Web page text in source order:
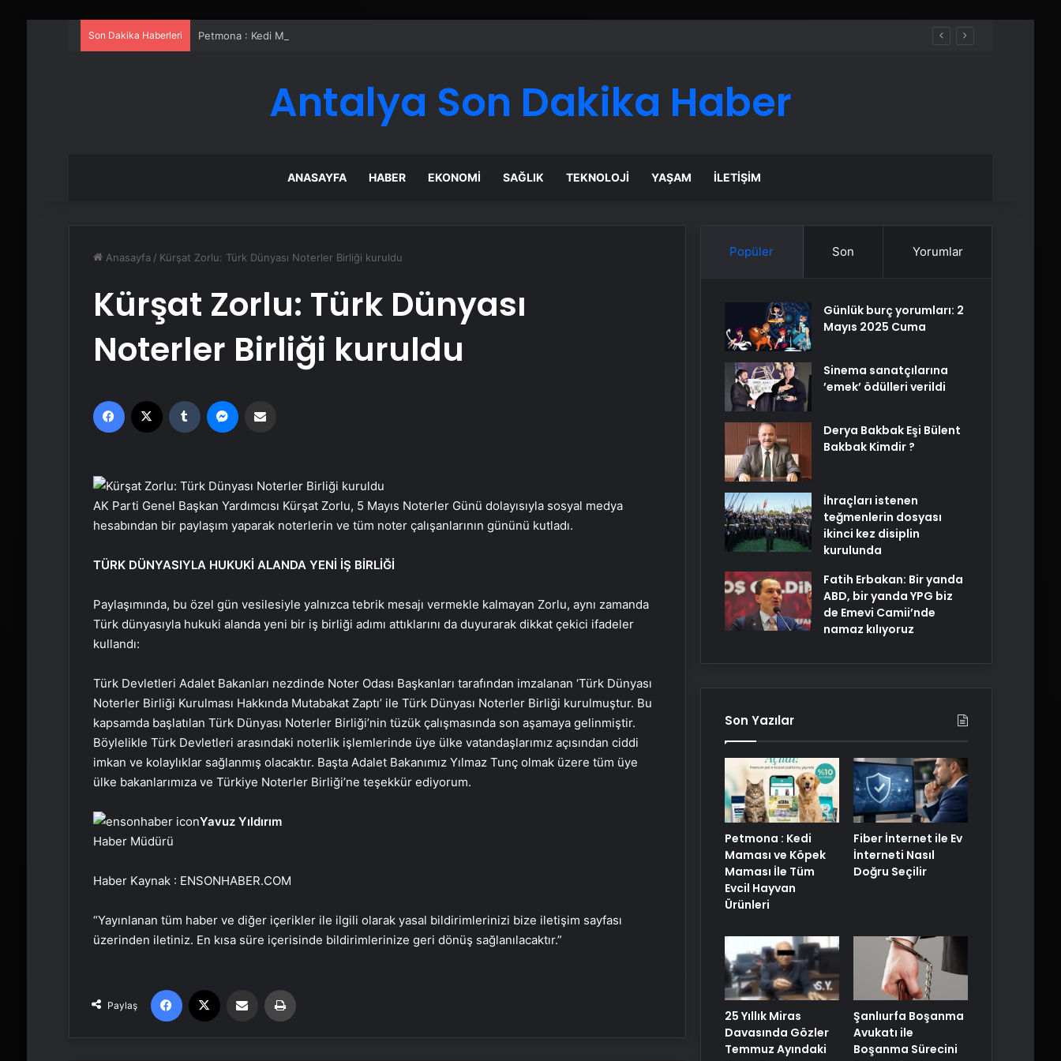
Son Dakika Haberleri Petmona : Kedi Maması ve Köpek Maması İle Tüm Evcil Hayvan Ürünleri
Antalya Son Dakika Haber
ANASAYFA HABER EKONOMI SAĞLIK TEKNOLOJI YAŞAM İLETIŞIM
Anasayfa / Kürşat Zorlu: Türk Dünyası Noterler Birliği kuruldu
Kürşat Zorlu: Türk Dünyası
Noterler Birliği kuruldu
Facebook Tumblr
AK Parti Genel Başkan Yardımcısı Kürşat Zorlu, 5 Mayıs Noterler Günü dolayısıyla sosyal medya
hesabından bir paylaşım yaparak noterlerin ve tüm noter çalışanlarının gününü kutladı.
TÜRK DÜNYASIYLA HUKUKİ ALANDA YENİ İŞ BİRLİĞİ
Paylaşımında, bu özel gün vesilesiyle yalnızca tebrik mesajı vermekle kalmayan Zorlu, aynı zamanda
Türk dünyasıyla hukuki alanda yeni bir iş birliği adımı attıklarını da duyurarak dikkat çekici ifadeler
kullandı:
Türk Devletleri Adalet Bakanları nezdinde Noter Odası Başkanları tarafından imzalanan ‘Türk Dünyası
Noterler Birliği Kurulması Hakkında Mutabakat Zaptı’ ile Türk Dünyası Noterler Birliği kurulmuştur. Bu
kapsamda başlatılan Türk Dünyası Noterler Birliği’nin tüzük çalışmasında son aşamaya gelinmiştir.
Böylelikle Türk Devletleri arasındaki noterlik işlemlerinde üye ülke vatandaşlarımız açısından ciddi
imkan ve kolaylıklar sağlanmış olacaktır. Başta Adalet Bakanımız Yılmaz Tunç olmak üzere tüm üye
ülke bakanlarımıza ve Türkiye Noterler Birliği’ne teşekkür ediyorum.
Yavuz Yıldırım
Haber Müdürü
Haber Kaynak : ENSONHABER.COM
“Yayınlanan tüm haber ve diğer içerikler ile ilgili olarak yasal bildirimlerinizi bize iletişim sayfası
üzerinden iletiniz. En kısa süre içerisinde bildirimlerinize geri dönüş sağlanılacaktır.”
Paylaş
Facebook Email'den paylaş
İklimlendirmeli Güvenli Saklama
Ortopodoloji İle Diyabetik Ayak
Yarası Tedavisi
UETDS Nedir ? Uetds.com İle Akıllı
Popüler Son Yorumlar
Günlük burç yorumları: 2
Mayıs 2025 Cuma
Sinema sanatçılarına
’emek’ ödülleri verildi
Derya Bakbak Eşi Bülent
Bakbak Kimdir ?
İhraçları istenen
teğmenlerin dosyası
ikinci kez disiplin
kurulunda
Fatih Erbakan: Bir yanda
ABD, bir yanda YPG biz
de Emevi Camii’nde
namaz kılıyoruz
Son Yazılar
Petmona : Kedi
Maması ve Köpek
Maması İle Tüm
Evcil Hayvan
Ürünleri
Fiber İnternet ile Ev
İnterneti Nasıl
Doğru Seçilir
25 Yıllık Miras
Davasında Gözler
Temmuz Ayındaki
Şanlıurfa Boşanma
Avukatı ile
Boşanma Sürecini